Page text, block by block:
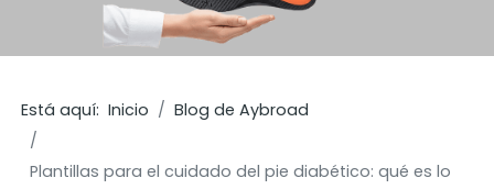
Está aquí:Inicio Blog de Aybroad
Plantillas para el cuidado del pie diabético: qué es lo